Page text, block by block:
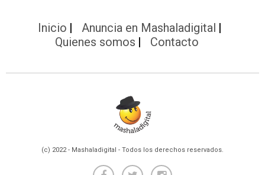
Inicio
Anuncia en Mashaladigital
Quienes somos
Contacto
(c) 2022 - Mashaladigital - Todos los derechos reservados.